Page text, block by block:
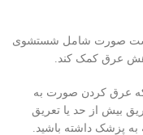
صورت شامل شستشوی
عرق کمک کند.
که عرق کردن صورت به
بیش از حد یا تعریق
پزشک داشته باشید.